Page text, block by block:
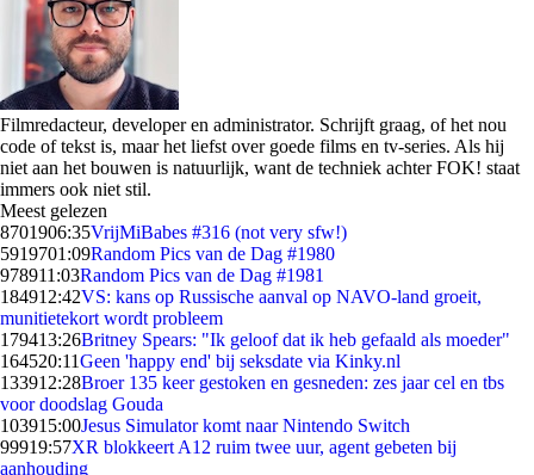
Filmredacteur, developer en administrator. Schrijft graag, of het nou
code of tekst is, maar het liefst over goede films en tv-series. Als hij
niet aan het bouwen is natuurlijk, want de techniek achter FOK! staat
immers ook niet stil.
Meest gelezen
8701906:35VrijMiBabes #316 (not very sfw!)
5919701:09Random Pics van de Dag #1980
978911:03Random Pics van de Dag #1981
184912:42VS: kans op Russische aanval op NAVO-land groeit,
munitietekort wordt probleem
179413:26Britney Spears: "Ik geloof dat ik heb gefaald als moeder"
164520:11Geen 'happy end' bij seksdate via Kinky.nl
133912:28Broer 135 keer gestoken en gesneden: zes jaar cel en tbs
voor doodslag Gouda
103915:00Jesus Simulator komt naar Nintendo Switch
99919:57XR blokkeert A12 ruim twee uur, agent gebeten bij
aanhouding